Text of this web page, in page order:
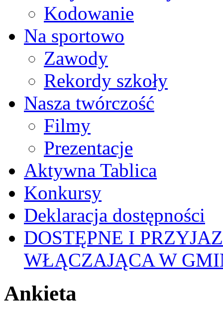
Kodowanie
Na sportowo
Zawody
Rekordy szkoły
Nasza twórczość
Filmy
Prezentacje
Aktywna Tablica
Konkursy
Deklaracja dostępności
DOSTĘPNE I
WŁĄCZAJĄCA W
Ankieta